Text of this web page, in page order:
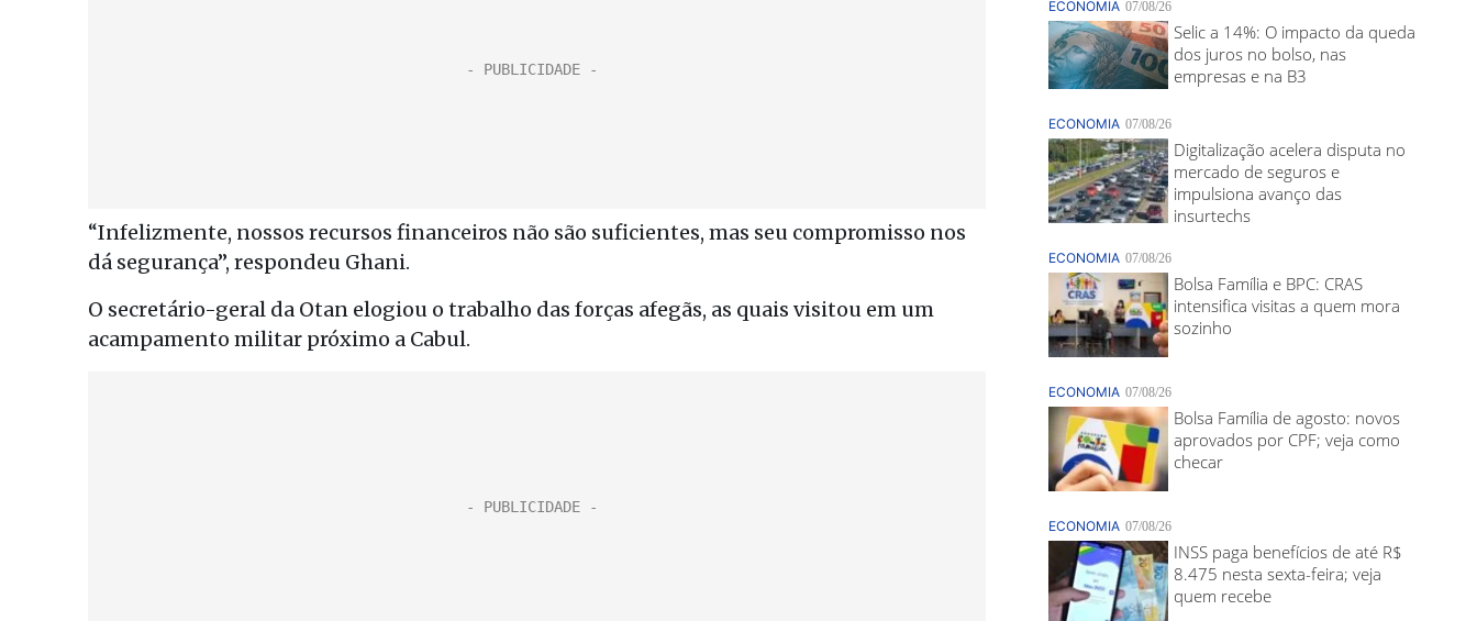
“Infelizmente, nossos recursos financeiros não são suficientes, mas seu compromisso nos
dá segurança”, respondeu Ghani.
O secretário-geral da Otan elogiou o trabalho das forças afegãs, as quais visitou em um
acampamento militar próximo a Cabul.